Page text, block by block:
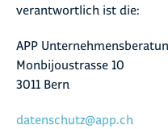
verantwortlich ist die:
APP
Monbijoustrasse 10
3011 Bern
datenschutz@app.ch